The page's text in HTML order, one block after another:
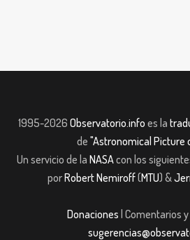
1995-2026 Observatorio.info es la
de "Astronomical Picture
Un servicio de la NASAcon los
porRobert Nemiroff(MTU) &
Donaciones | Comentarios